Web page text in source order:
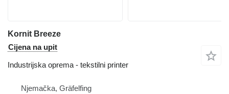
Kornit Breeze
Cijena na upit
Industrijska oprema - tekstilni printer
Njemačka, Gräfelfing